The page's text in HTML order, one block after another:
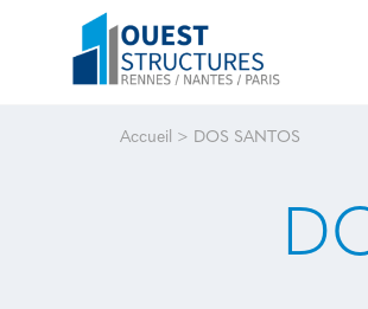
Accueil > DOS SANTOS